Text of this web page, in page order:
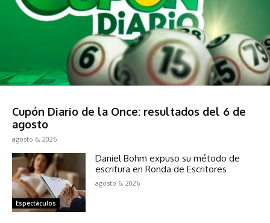
Cupón Diario de la Once: resultados del 6 de
agosto
agosto 6, 2026
Espectáculos
Daniel Bohm expuso su método de
escritura en Ronda de Escritores
agosto 6, 2026